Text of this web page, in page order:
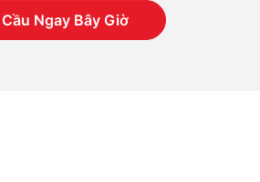
Ngay Bây Giờ